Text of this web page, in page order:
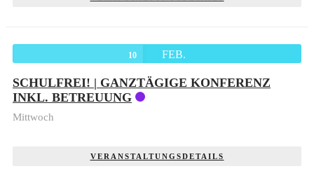
10 FEB.
SCHULFREI! | GANZTÄGIGE KONFERENZ
INKL. BETREUUNG
Mittwoch
VERANSTALTUNGSDETAILS